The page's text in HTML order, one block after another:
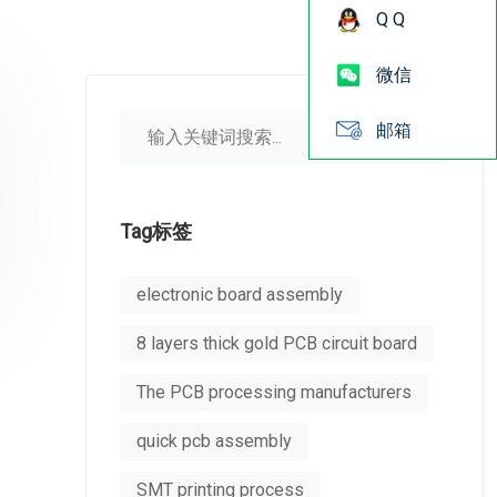
Tag标签
electronic board assembly
8 layers thick gold PCB circuit board
The PCB processing manufacturers
quick pcb assembly
SMT printing process
Q Q
微信
邮箱